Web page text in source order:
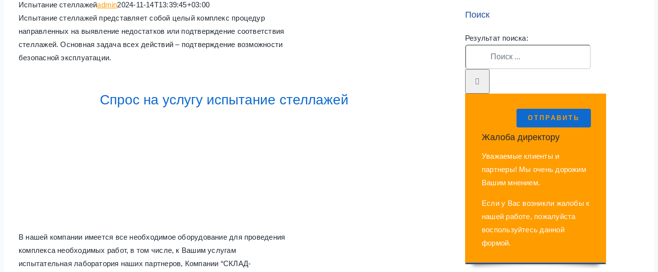
Испытание стеллажейadmin2024-11-14T13:39:45+03:00
Испытание стеллажей представляет собой целый комплекс процедур
направленных на выявление недостатков или подтверждение соответствия
стеллажей. Основная задача всех действий – подтверждение возможности
безопасной эксплуатации.
Спрос на услугу испытание стеллажей
В нашей компании имеется все необходимое оборудование для проведения
комплекса необходимых работ, в том числе, к Вашим услугам
испытательная лаборатория наших партнеров, Компании “СКЛАД-
Поиск
Результат поиска:
ОТПРАВИТЬ
Жалоба директору
Уважаемые клиенты и
партнеры! Мы очень дорожим
Вашим мнением.
Если у Вас возникли жалобы к
нашей работе, пожалуйста
воспользуйтесь данной
формой.